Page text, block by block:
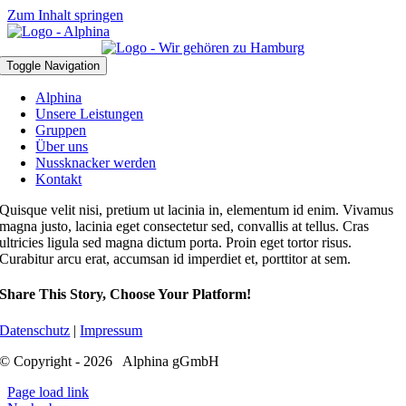
Zum Inhalt springen
Toggle Navigation
Alphina
Unsere Leistungen
Gruppen
Über uns
Nussknacker werden
Kontakt
Quisque velit nisi, pretium ut lacinia in, elementum id enim. Vivamus
magna justo, lacinia eget consectetur sed, convallis at tellus. Cras
ultricies ligula sed magna dictum porta. Proin eget tortor risus.
Curabitur arcu erat, accumsan id imperdiet et, porttitor at sem.
Share This Story, Choose Your Platform!
Datenschutz |Impressum
© Copyright - 2026 Alphina gGmbH
Page load link